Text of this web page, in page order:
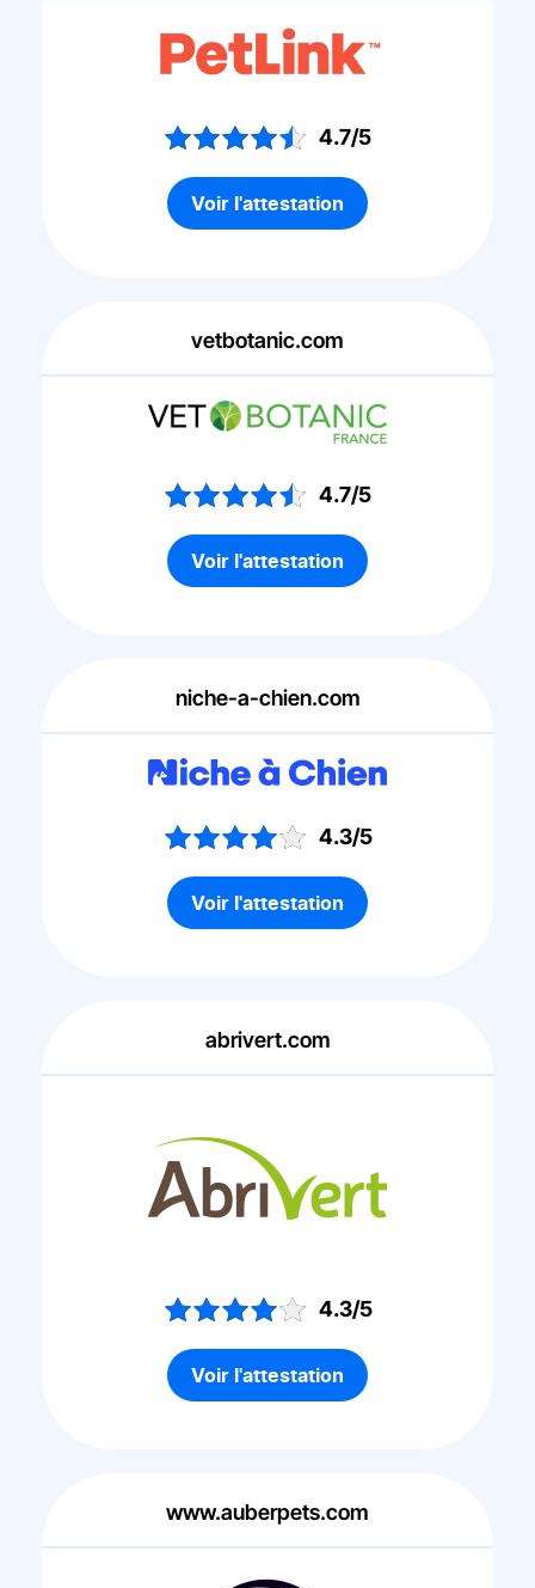
4.7/5
Voir l'attestation
vetbotanic.com
4.7/5
Voir l'attestation
niche-a-chien.com
4.3/5
Voir l'attestation
abrivert.com
4.3/5
Voir l'attestation
www.auberpets.com